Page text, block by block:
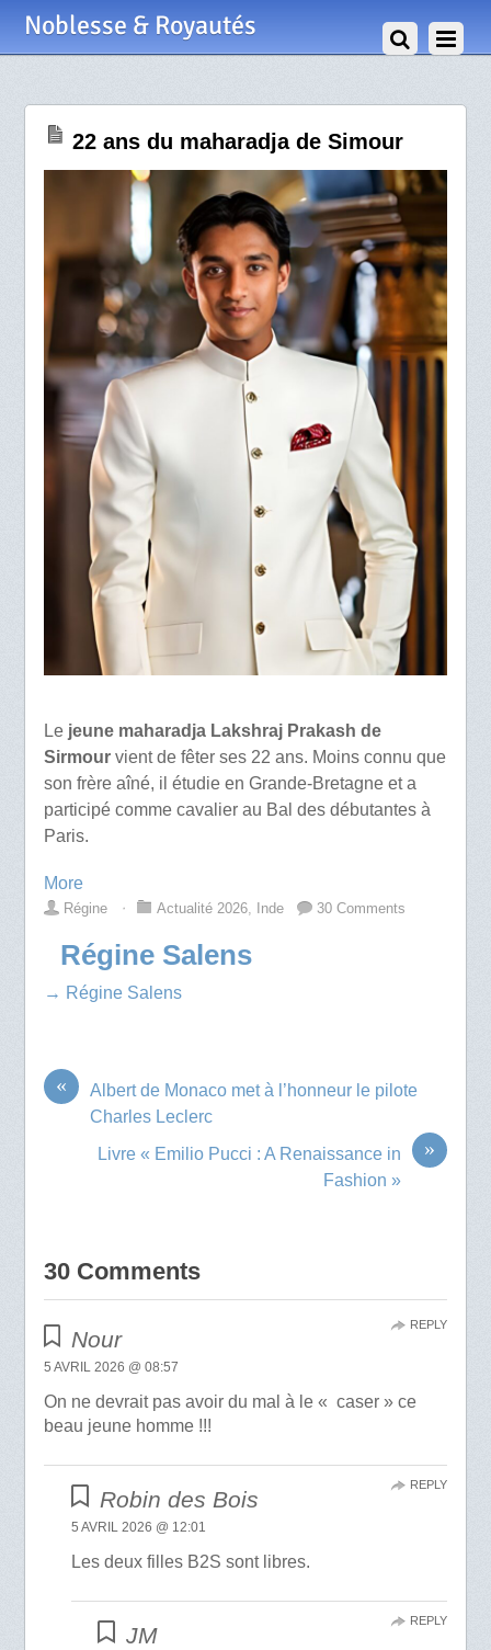
Noblesse & Royautés
22 ans du maharadja de Simour
Le jeune maharadja Lakshraj Prakash de
Sirmourvient de fêter ses 22 ans. Moins connu que
son frère aîné, il étudie en Grande-Bretagne et a
participé comme cavalier au Bal des débutantes à
Paris.
More
Régine ⋅ Actualité 2026, Inde 30 Comments
Régine Salens
→ Régine Salens
«
Albert de Monaco met à l’honneur le pilote
Charles Leclerc
»
Livre « Emilio Pucci : A Renaissance in
Fashion »
30 Comments
Nour
5 AVRIL 2026 @ 08:57
On ne devrait pas avoir du mal à le « caser » ce
beau jeune homme !!!
REPLY
Robin des Bois
5 AVRIL 2026 @ 12:01
Les deux filles B2S sont libres.
REPLY
JM
REPLY